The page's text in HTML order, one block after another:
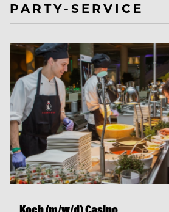
PARTY-SERVICE